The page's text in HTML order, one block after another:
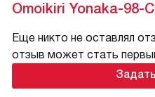
Omoikiri Yonaka-98-
Еще никто не оставлял
отзыв может стать